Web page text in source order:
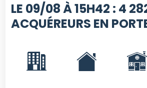
LE 09/08 À 15H42 : 4
ACQUÉREURS EN